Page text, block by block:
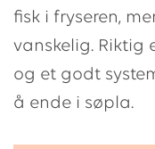
fisk i fryseren,
vanskelig. Riktig
og et godt
å ende i søpla.